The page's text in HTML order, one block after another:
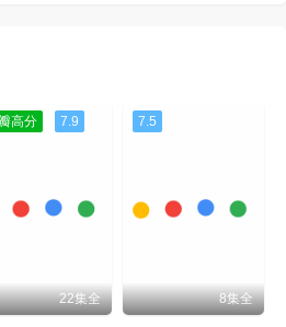
高分 7.9
22集全
7.5
8集全